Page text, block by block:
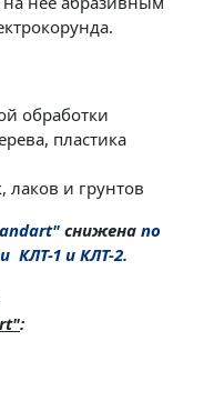
сроках
контактной
для
собственности
обработки
пластика
лаков и грунтов
" снижена по
КЛТ-1 и КЛТ-2.
":